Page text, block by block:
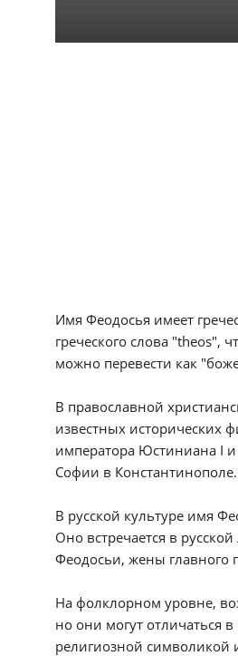
Имя Феодосья имеет
греческого слова "theos",
можно перевести как
В православной
известных исторических
императора Юстиниана I и
Софии в Константинополе.
В русской культуре имя
Оно встречается в
Феодосьи, жены главного
На фолклорном уровне,
но они могут отличаться
религиозной символикой